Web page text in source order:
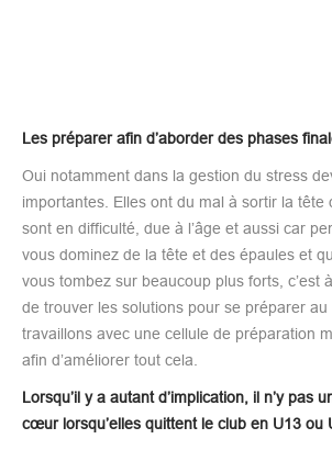
Les préparer afin d’aborder des phases
Oui notamment dans la gestion du stress
importantes. Elles ont du mal à sortir la tête
sont en difficulté, due à l’âge et aussi car
vous dominez de la tête et des épaules et
vous tombez sur beaucoup plus forts, c’est
de trouver les solutions pour se préparer
travaillons avec une cellule de préparation
afin d’améliorer tout cela.
Lorsqu’il y a autant d’implication, il n’y pas
cœur lorsqu’elles quittent le club en U13 ou